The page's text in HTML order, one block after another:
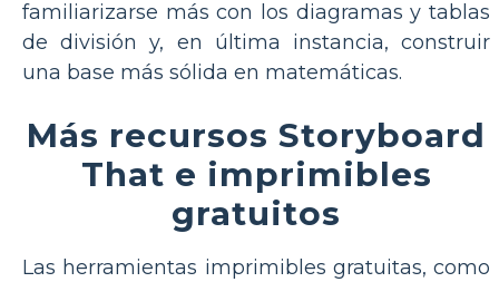
familiarizarse más con los diagramas y tablas
de división y, en última instancia, construir
una base más sólida en matemáticas.
Más recursos Storyboard
That e imprimibles
gratuitos
Las herramientas imprimibles gratuitas, como